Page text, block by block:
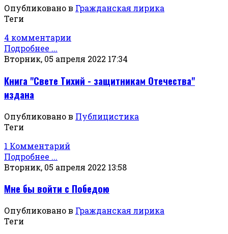
Опубликовано в Гражданская лирика
Теги
4 комментарии
Подробнее ...
Вторник, 05 апреля 2022 17:34
Книга "Свете Тихий - защитникам Отечества"
издана
Опубликовано в Публицистика
Теги
1 Комментарий
Подробнее ...
Вторник, 05 апреля 2022 13:58
Мне бы войти с Победою
Опубликовано в Гражданская лирика
Теги